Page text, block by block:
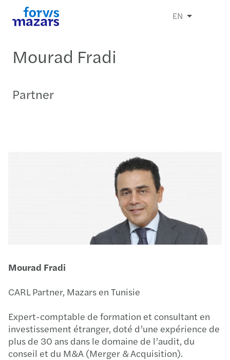
EN
Mourad Fradi
Partner
Mourad Fradi
CARL Partner, Mazars en Tunisie
Expert-comptable de formation et consultant en
investissement étranger, doté d’une expérience de
plus de 30 ans dans le domaine de l’audit, du
conseil et du M&A (Merger & Acquisition).